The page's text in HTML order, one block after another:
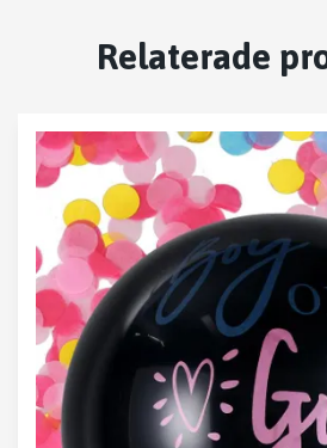
Relaterade